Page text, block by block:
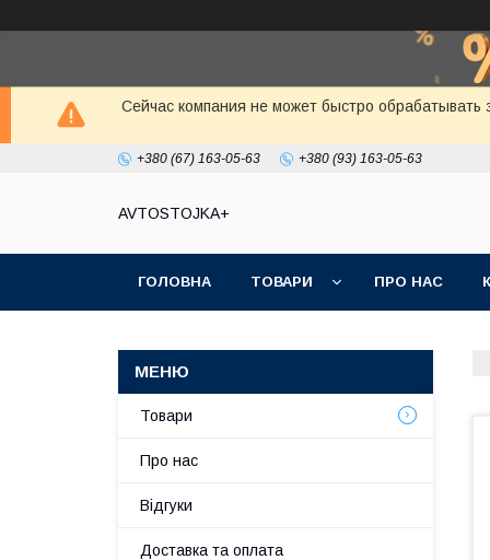
Сейчас компания не может быстро
+380 (67) 163-05-63 +380 (93) 163-05-63
AVTOSTOJKA+
ГОЛОВНА ТОВАРИ ПРО НАС
Товари
Про нас
Відгуки
Доставка та оплата